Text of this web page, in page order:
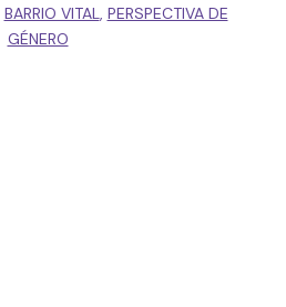
BARRIO VITAL, PERSPECTIVA DE
GÉNERO